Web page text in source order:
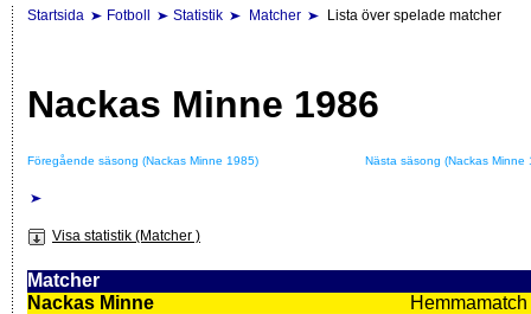
Startsida Fotboll Statistik Matcher Lista över spelade matcher
Nackas Minne 1986
Föregående säsong (Nackas Minne 1985) Nästa säsong (Nackas Minne
Visa statistik (Matcher )
Matcher
Nackas Minne